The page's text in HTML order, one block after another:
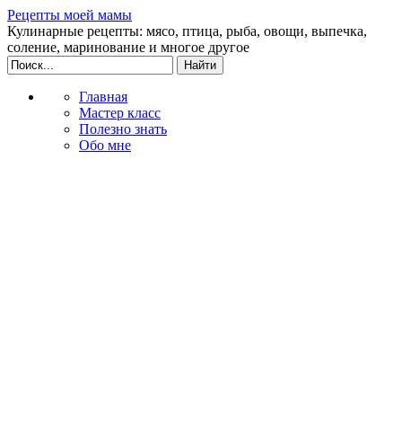
Рецепты моей мамы
Кулинарные рецепты: мясо, птица, рыба, овощи, выпечка,
соление, маринование и многое другое
Главная
Мастер класс
Полезно знать
Обо мне